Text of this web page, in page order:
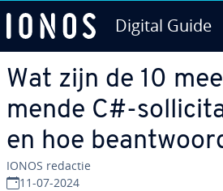
Digital Guide
Wat zijn de 10
men­de C#-
en hoe
IONOS redactie
11-07-2024